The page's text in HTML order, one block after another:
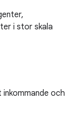
i stor skala
och